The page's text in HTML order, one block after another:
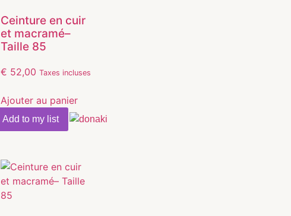
Ceinture en cuir
et macramé–
Taille 85
€ 52,00 Taxes incluses
Ajouter au panier
Add to my list